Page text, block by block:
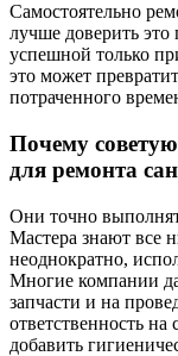
Самостоятельно
лучше доверить это
успешной только
это может
потраченного
Почему
для ремонта
Они точно
Мастера знают все
неоднократно,
Многие компании
запчасти и на
ответственность
добавить